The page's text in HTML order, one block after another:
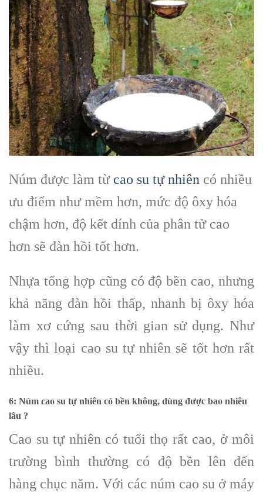
Núm được làm từ cao su tự nhiên có nhiều
ưu điểm như mềm hơn, mức độ ôxy hóa
chậm hơn, độ kết dính của phân tử cao
hơn sẽ đàn hồi tốt hơn.
Nhựa tổng hợp cũng có độ bền cao, nhưng
khả năng đàn hồi thấp, nhanh bị ôxy hóa
làm xơ cứng sau thời gian sử dụng. Như
vậy thì loại cao su tự nhiên sẽ tốt hơn rất
nhiều.
6: Núm cao su tự nhiên có bền không, dùng được bao nhiêu
lâu ?
Cao su tự nhiên có tuổi thọ rất cao, ở môi
trường bình thường có độ bền lên đến
hàng chục năm. Với các núm cao su ở máy